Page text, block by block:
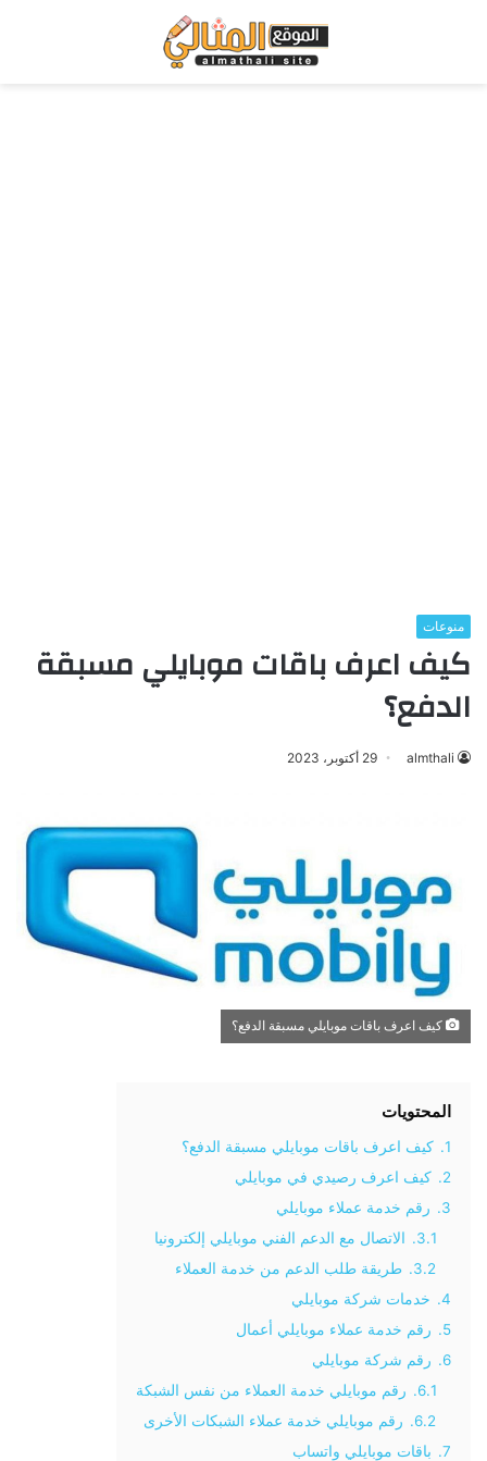
منوعات
كيف اعرف باقات موبايلي مسبقة
الدفع؟
almthali 29 أكتوبر، 2023
كيف اعرف باقات موبايلي مسبقة الدفع؟
المحتويات
1.
كيف اعرف باقات موبايلي مسبقة الدفع؟
2.
كيف اعرف رصيدي في موبايلي
3.
رقم خدمة عملاء موبايلي
3.1.
الاتصال مع الدعم الفني موبايلي إلكترونيا
3.2.
طريقة طلب الدعم من خدمة العملاء
4.
خدمات شركة موبايلي
5.
رقم خدمة عملاء موبايلي أعمال
6.
رقم شركة موبايلي
6.1.
رقم موبايلي خدمة العملاء من نفس الشبكة
6.2.
رقم موبايلي خدمة عملاء الشبكات الأخرى
7.
باقات موبايلي واتساب